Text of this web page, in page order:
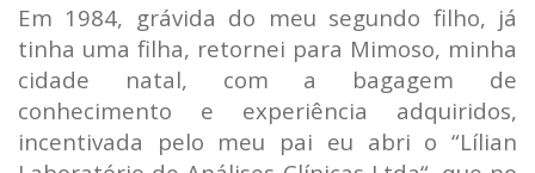
Em 1984, grávida do meu segundo filho, já
tinha uma filha, retornei para Mimoso, minha
cidade natal, com a bagagem de
conhecimento e experiência adquiridos,
incentivada pelo meu pai eu abri o “Lílian